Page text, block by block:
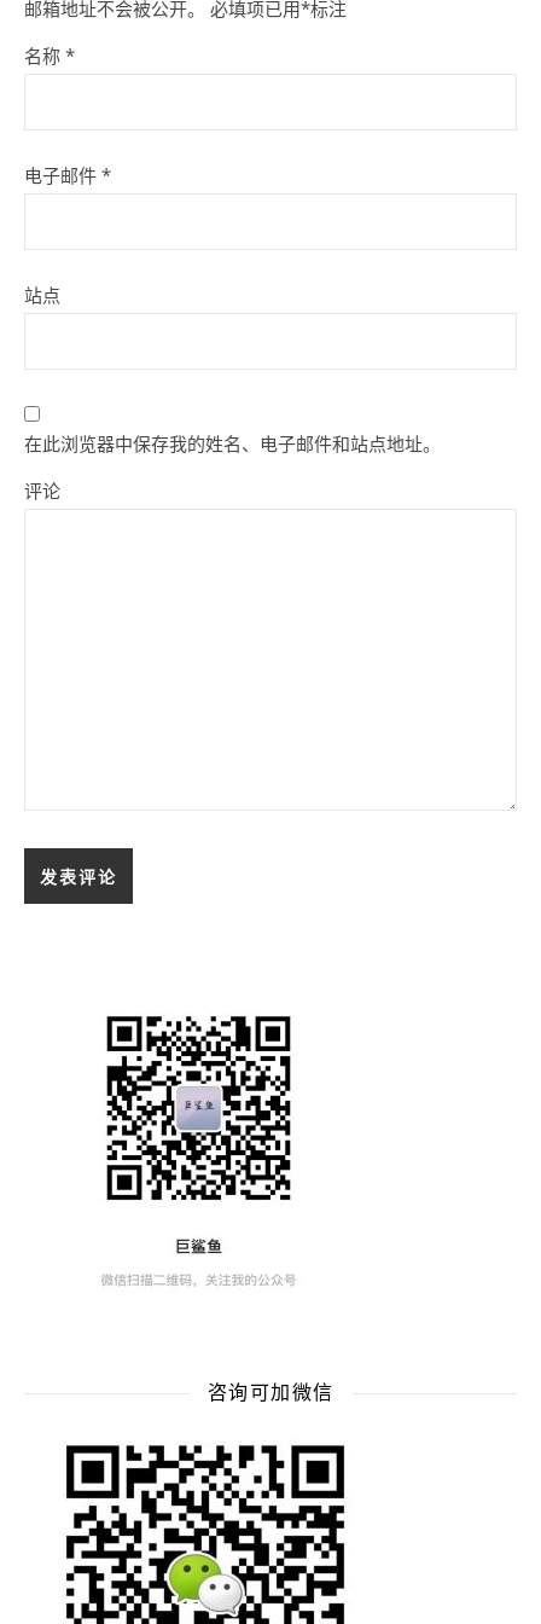
邮箱地址不会被公开。 必填项已用*标注
名称 *
电子邮件 *
站点
在此浏览器中保存我的姓名、电子邮件和站点地址。
评论
咨询可加微信